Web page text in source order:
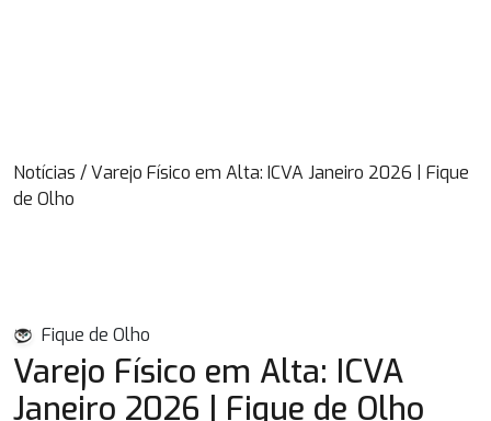
Notícias /Varejo Físico em Alta: ICVA Janeiro 2026 | Fique
de Olho
Fique de Olho
Varejo Físico em Alta: ICVA
Janeiro 2026 | Fique de Olho